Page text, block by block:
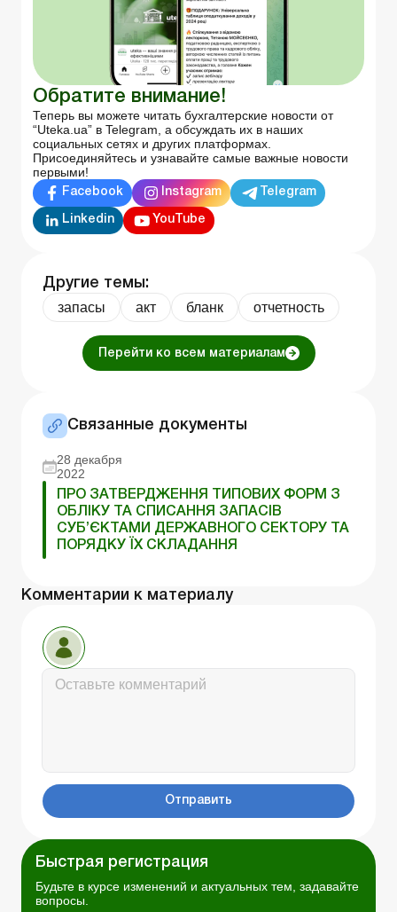
Обратите внимание!
Теперь вы можете читать бухгалтерские новости от
“Uteka.ua” в Telegram, а обсуждать их в наших
социальных сетях и других платформах.
Присоединяйтесь и узнавайте самые важные новости
первыми!
Facebook Instagram Telegram
Linkedin YouTube
Другие темы:
запасы акт бланк отчетность
Перейти ко всем материалам
Связанные документы
28 декабря
2022
ПРО ЗАТВЕРДЖЕННЯ ТИПОВИХ ФОРМ З
ОБЛІКУ ТА СПИСАННЯ ЗАПАСІВ
СУБ’ЄКТАМИ ДЕРЖАВНОГО СЕКТОРУ ТА
ПОРЯДКУ ЇХ СКЛАДАННЯ
Комментарии к материалу
Отправить
Быстрая регистрация
Будьте в курсе изменений и актуальных тем, задавайте
вопросы.